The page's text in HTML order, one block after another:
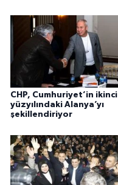
CHP, Cumhuriyet’in ikinci
yüzyılındaki Alanya’yı
şekillendiriyor